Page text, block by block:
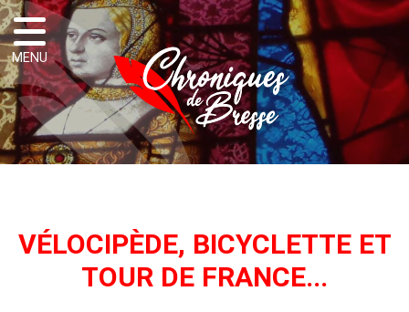
VÉLOCIPÈDE, BICYCLETTE ET
TOUR DE FRANCE...